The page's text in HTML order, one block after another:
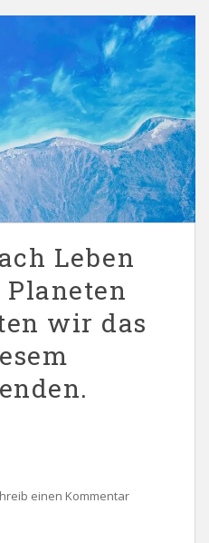
Leben
wir das
einen Kommentar